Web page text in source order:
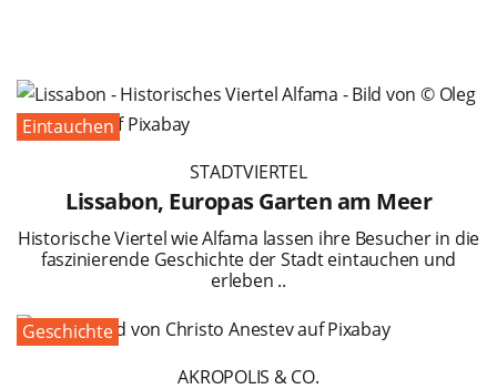
Eintauchen
STADTVIERTEL
Lissabon, Europas Garten am Meer
Historische Viertel wie Alfama lassen ihre Besucher in die
faszinierende Geschichte der Stadt eintauchen und
erleben ..
Geschichte
AKROPOLIS & CO.